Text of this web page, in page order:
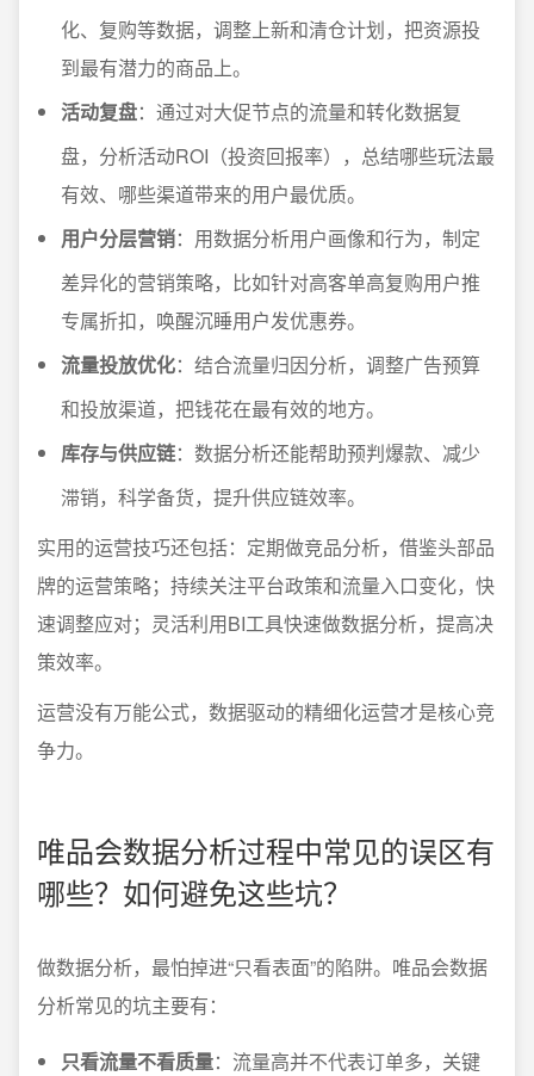
化、复购等数据，调整上新和清仓计划，把资源投
到最有潜力的商品上。
活动复盘：通过对大促节点的流量和转化数据复
盘，分析活动ROI（投资回报率），总结哪些玩法最
有效、哪些渠道带来的用户最优质。
用户分层营销：用数据分析用户画像和行为，制定
差异化的营销策略，比如针对高客单高复购用户推
专属折扣，唤醒沉睡用户发优惠券。
流量投放优化：结合流量归因分析，调整广告预算
和投放渠道，把钱花在最有效的地方。
库存与供应链：数据分析还能帮助预判爆款、减少
滞销，科学备货，提升供应链效率。
实用的运营技巧还包括：定期做竞品分析，借鉴头部品
牌的运营策略；持续关注平台政策和流量入口变化，快
速调整应对；灵活利用BI工具快速做数据分析，提高决
策效率。
运营没有万能公式，数据驱动的精细化运营才是核心竞
争力。
唯品会数据分析过程中常见的误区有
哪些？如何避免这些坑？
做数据分析，最怕掉进“只看表面”的陷阱。唯品会数据
分析常见的坑主要有：
只看流量不看质量：流量高并不代表订单多，关键